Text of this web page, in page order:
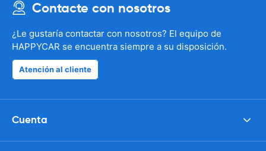
Contacte con nosotros
¿Le gustaría contactar con nosotros? El equipo de
HAPPYCAR se encuentra siempre a su disposición.
Atención al cliente
Cuenta